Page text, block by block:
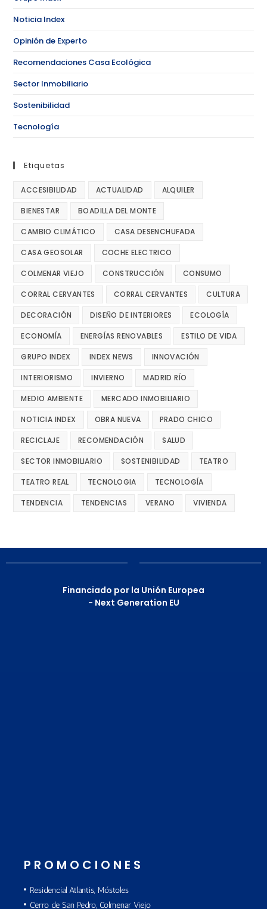
Noticia Index
Opinión de Experto
Recomendaciones Casa Ecológica
Sector Inmobiliario
Sostenibilidad
Tecnología
Etiquetas
ACCESIBILIDAD ACTUALIDAD ALQUILER
BIENESTAR BOADILLA DEL MONTE
CAMBIO CLIMÁTICO CASA DESENCHUFADA
CASA GEOSOLAR COCHE ELECTRICO
COLMENAR VIEJO CONSTRUCCIÓN CONSUMO
CORRAL CERVANTES CORRAL CERVANTES CULTURA
DECORACIÓN DISEÑO DE INTERIORES ECOLOGÍA
ECONOMÍA ENERGÍAS RENOVABLES ESTILO DE VIDA
GRUPO INDEX INDEX NEWS INNOVACIÓN
INTERIORISMO INVIERNO MADRID RÍO
MEDIO AMBIENTE MERCADO INMOBILIARIO
NOTICIA INDEX OBRA NUEVA PRADO CHICO
RECICLAJE RECOMENDACIÓN SALUD
SECTOR INMOBILIARIO SOSTENIBILIDAD TEATRO
TEATRO REAL TECNOLOGIA TECNOLOGÍA
TENDENCIA TENDENCIAS VERANO VIVIENDA
Financiado por la Unión Europea
- Next Generation EU
PROMOCIONES
Residencial Atlantis, Móstoles
Cerro de San Pedro, Colmenar Viejo